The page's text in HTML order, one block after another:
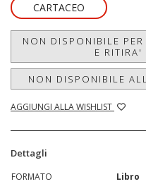
CARTACEO
NON DISPONIBILE
E RITIRA'
NON DISPONIBILE
AGGIUNGI ALLA WISHLIST
Dettagli
FORMATO
Libro